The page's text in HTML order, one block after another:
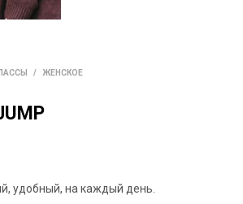
/ ЖЕНСКОЕ
удобный, на каждый день.